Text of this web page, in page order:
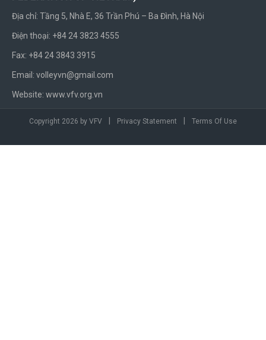
Địa chỉ: Tầng 5, Nhà E, 36 Trần Phú – Ba Đình, Hà Nội
Điện thoại: +84 24 3823 4555
Fax: +84 24 3843 3915
Email: volleyvn@gmail.com
Website: www.vfv.org.vn
Copyright 2026 by VFV Privacy Statement Terms Of Use